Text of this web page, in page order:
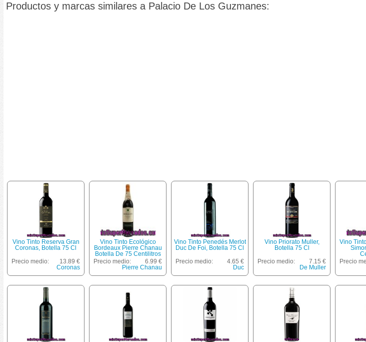
Productos y marcas similares a Palacio De Los Guzmanes:
Vino Tinto Reserva Gran
Coronas, Botella 75 Cl
Precio medio:
13.89 €
Coronas
Vino Tinto Ecológico
Bordeaux Pierre Chanau
Botella De 75 Centilitros
Precio medio:
6.99 €
Pierre Chanau
Vino Tinto Penedés Merlot
Duc De Foi, Botella 75 Cl
Precio medio:
4.65 €
Duc
Vino Priorato Muller,
Botella 75 Cl
Precio medio:
7.15 €
De Muller
Vino
Precio